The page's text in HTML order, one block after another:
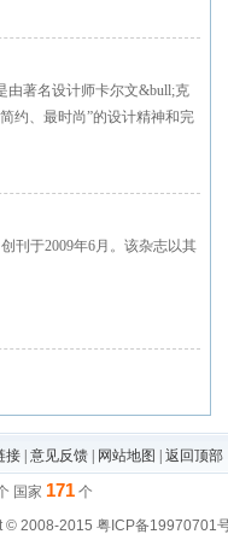
由著名设计师卡尔文&bull;克
约、最时尚”的设计精神和完
刊于2009年6月。该杂志以其
接 意见反馈 网站地图 返回顶部
国家 171个
© 2008-2015 粤ICP备19970701